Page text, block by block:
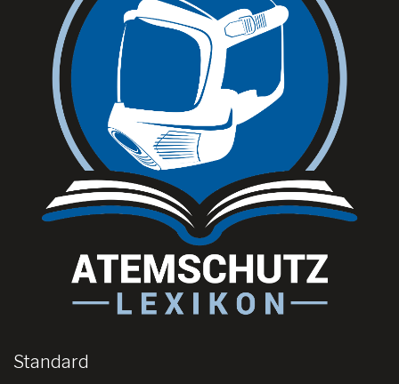
Standard